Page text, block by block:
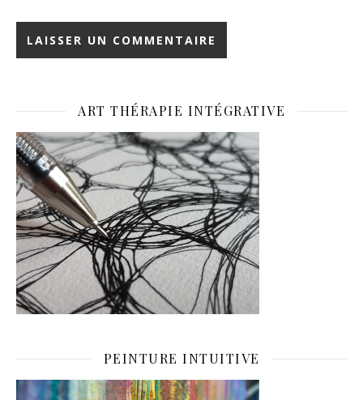
ART THÉRAPIE INTÉGRATIVE
PEINTURE INTUITIVE